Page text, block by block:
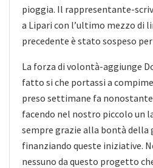
pioggia. Il rappresentante-
a Lipari con l’ultimo mezzo di
precedente è stato sospeso
La forza di volontà-aggiunge
fatto si che portassi a
preso settimane fa
facendo nel nostro piccolo un
sempre grazie alla bontà della
finanziando queste iniziative.
nessuno da questo progetto